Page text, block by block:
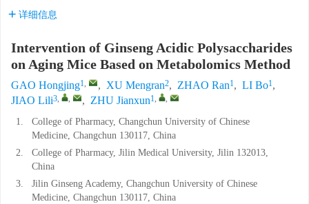
详细信息
Intervention of Ginseng Acidic Polysaccharides
on Aging Mice Based on Metabolomics Method
GAO Hongjing1, , XU Mengran2, ZHAO Ran1, LI Bo1,
JIAO Lili3, , , ZHU Jianxun1, ,
1.
College of Pharmacy, Changchun University of Chinese
Medicine, Changchun 130117, China
2.
College of Pharmacy, Jilin Medical University, Jilin 132013,
China
3.
Jilin Ginseng Academy, Changchun University of Chinese
Medicine, Changchun 130117, China